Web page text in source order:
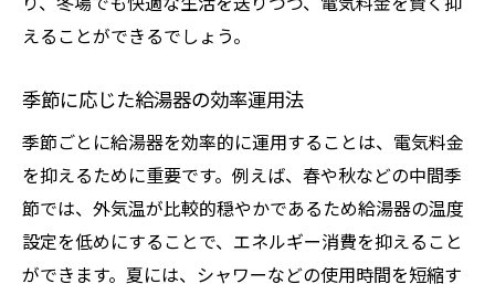
えることができるでしょう。
季節に応じた給湯器の効率運用法
季節ごとに給湯器を効率的に運用することは、電気料金
を抑えるために重要です。例えば、春や秋などの中間季
節では、外気温が比較的穏やかであるため給湯器の温度
設定を低めにすることで、エネルギー消費を抑えること
ができます。夏には、シャワーなどの使用時間を短縮す